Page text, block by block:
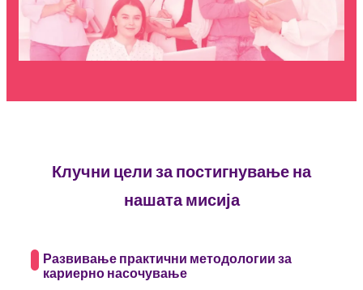
Клучни цели за постигнување на
нашата мисија
Развивање практични методологии за
кариерно насочување